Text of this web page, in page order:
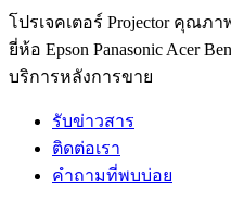
โปรเจคเตอร์ Projector คุณ
ยี่ห้อ Epson Panasonic Acer
บริการหลังการขาย
รับข่าวสาร
ติดต่อเรา
คำถามที่พบบ่อย